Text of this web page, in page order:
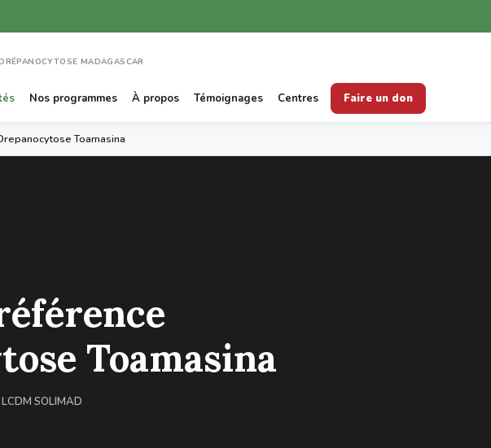
MADAGASCAR
Nos programmes À propos Témoignages Centres Faire un don
Toamasina
Toamasina
SOLIMAD